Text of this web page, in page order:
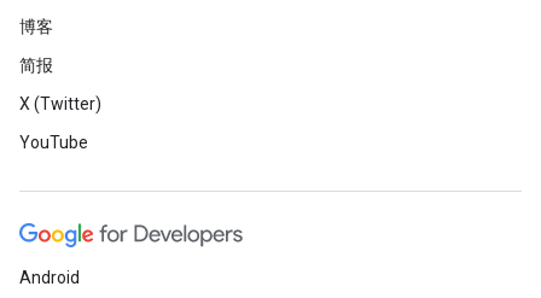
博客
简报
X (Twitter)
YouTube
Android